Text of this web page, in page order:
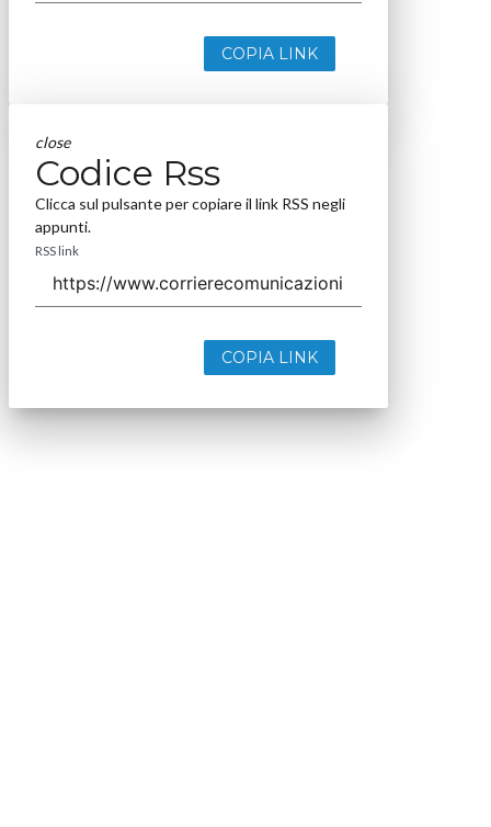
COPIA LINK
close
Codice Rss
Clicca sul pulsante per copiare il link RSS negli
appunti.
RSS link
COPIA LINK